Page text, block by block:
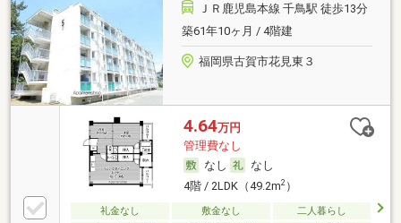
ＪＲ鹿児島本線 千鳥駅 徒歩13分
築61年10ヶ月 / 4階建
福岡県古賀市花見東３
4.64万円
管理費なし
なし
なし
4階 / 2LDK（49.2m2）
礼金なし 敷金なし
二人暮らし